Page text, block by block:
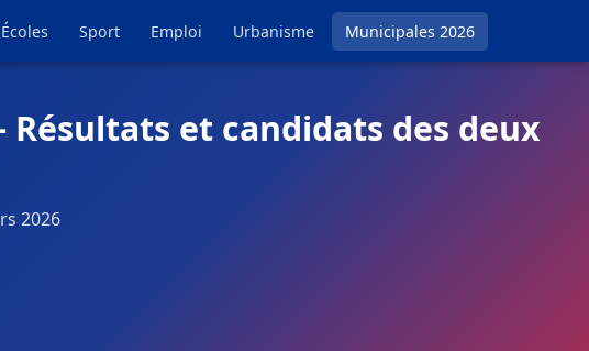
Écoles Sport Emploi Urbanisme Municipales 2026
et candidats des deux
2026